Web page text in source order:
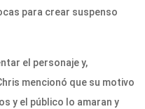
para crear suspenso
el personaje y,
mencionó que su motivo
y el público lo amaran y